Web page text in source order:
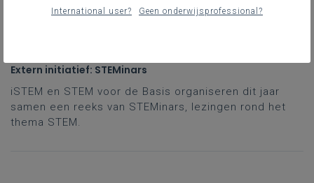
Extern initiatief: STEMinars
iSTEM en STEM voor de Basis organiseren dit jaar
samen een reeks van STEMinars, lezingen rond het
thema STEM.
International user? Geen onderwijsprofessional?